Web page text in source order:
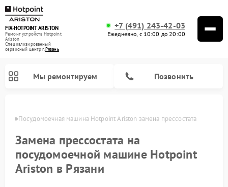
FIX-HOTPOINT ARISTON
Ремонт устройств Hotpoint
Ariston
Специализированный
cервисный центр г.Рязань
+7 (491) 243-42-03
Ежедневно, с 10:00 до 20:00
Мы ремонтируем Позвонить
Посудомоечная машина Hotpoint Ariston замена прессостата
Замена прессостата на
посудомоечной машине Hotpoint
Ariston в Рязани